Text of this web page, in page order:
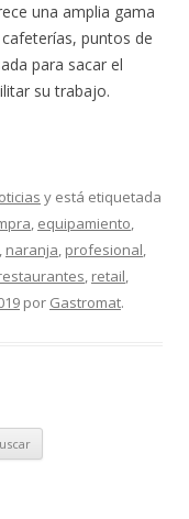
una amplia gama
puntos de
para sacar el
su trabajo.
y está etiquetada
, equipamiento,
, naranja, profesional,
, retail,
por Gastromat.